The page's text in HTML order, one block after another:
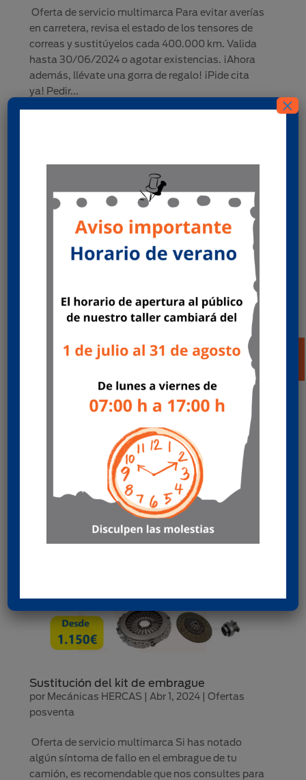
Oferta de servicio multimarca Para evitar averías
en carretera, revisa el estado de los tensores de
correas y sustitúyelos cada 400.000 km. Valida
hasta 30/06/2024 o agotar existencias. ¡Ahora
además, llévate una gorra de regalo! ¡Pide cita
ya! Pedir...
Pastillas y discos de freno
Mecánicas HERCAS|May 6, 2024|Ofertas
Oferta de servicio multimarca Por tu seguridad,
sustituye las pastillas y discos de freno al mejor
precio. Valida hasta 31/12/2024 o agotar
existencias. ¡Ahora además, llévate una gorra y
una water bottle de regalo! ¡Pide...
Sustitución del kit de embrague
por Mecánicas HERCAS Abr 1, 2024 |Ofertas
posventa
Oferta de servicio multimarca Si has notado
algún síntoma de fallo en el embrague de tu
camión, es recomendable que nos consultes para
×